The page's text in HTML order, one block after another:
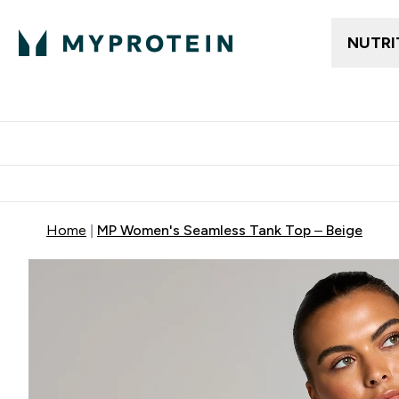
Home MP Women's Seamless Tank Top – Beige